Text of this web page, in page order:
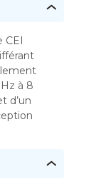
CEI
à 8
d’un